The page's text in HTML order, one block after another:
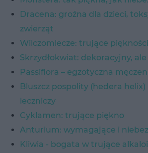
Dracena: groźna dla dzieci,
zwierząt
Wilczomlecze: trujące piękności
Skrzydłokwiat: dekoracyjny,
Passiflora – egzotyczna
Bluszcz pospolity (hedera
leczniczy
Cyklamen: trujące piękno
Anturium: wymagające i
Kliwia - bogata w trujące